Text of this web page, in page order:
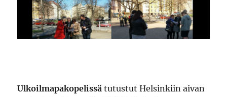
Ulkoilmapakopelissä tutustut Helsinkiin aivan